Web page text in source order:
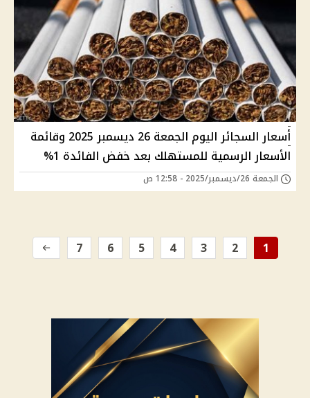
أسعار السجائر اليوم الجمعة 26 ديسمبر 2025 وقائمة
الأسعار الرسمية للمستهلك بعد خفض الفائدة 1%
الجمعة 26/ديسمبر/2025 - 12:58 ص
1
2
3
4
5
6
7